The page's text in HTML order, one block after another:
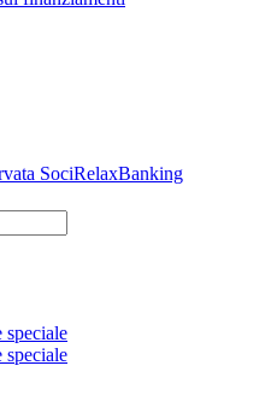
SociRelaxBanking